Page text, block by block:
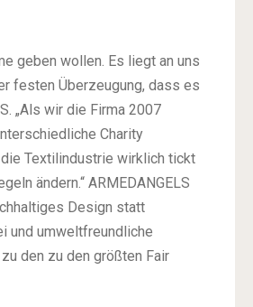
geben wollen. Es liegt an uns
festen Überzeugung, dass es
„Als wir die Firma 2007
Charity
Textilindustrie wirklich tickt
ändern.“ ARMEDANGELS
Design statt
und umweltfreundliche
den zu den größten Fair